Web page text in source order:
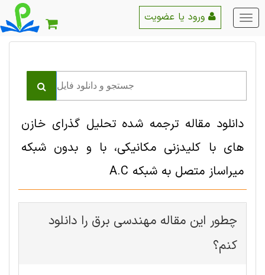
منو
اصلی
دانلود مقاله ترجمه شده تحلیل گذرای خازن
های با کلیدزنی مکانیکی، با و بدون شبکه
میراساز متصل به شبکه A.C
چطور این مقاله مهندسی برق را دانلود
کنم؟